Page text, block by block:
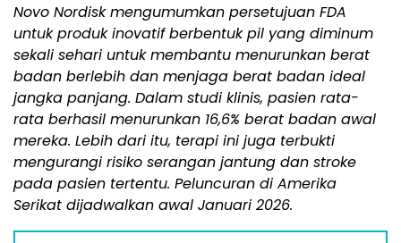
Novo Nordisk mengumumkan persetujuan FDA
untuk produk inovatif berbentuk pil yang diminum
sekali sehari untuk membantu menurunkan berat
badan berlebih dan menjaga berat badan ideal
jangka panjang. Dalam studi klinis, pasien rata-
rata berhasil menurunkan 16,6% berat badan awal
mereka. Lebih dari itu, terapi ini juga terbukti
mengurangi risiko serangan jantung dan stroke
pada pasien tertentu. Peluncuran di Amerika
Serikat dijadwalkan awal Januari 2026.